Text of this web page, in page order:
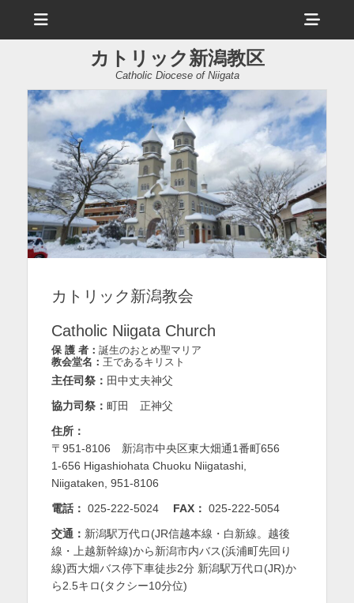
ュ
ヘ
ッ
ー
イ
ド
バ
ー
コ
カトリック新潟教区
Catholic Diocese of Niigata
カトリック新潟教会
Catholic Niigata Church
保 護 者： 誕生のおとめ聖マリア
教会堂名： 王であるキリスト
主任司祭： 田中丈夫神父
協力司祭： 町田 正神父
住所：
〒951-8106 新潟市中央区東大畑通1番町656
1-656 Higashiohata Chuoku Niigatashi,
Niigataken, 951-8106
電話： 025-222-5024 FAX： 025-222-5054
交通： 新潟駅万代ロ(JR信越本線・白新線。越後
線・上越新幹線)から新潟市内バス(浜浦町先回り
線)西大畑バス停下車徒歩2分 新潟駅万代ロ(JR)か
ら2.5キロ(タクシー10分位)